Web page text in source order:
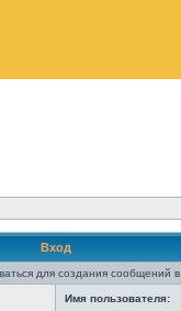
Вход
для создания сообщений
Имя пользователя: